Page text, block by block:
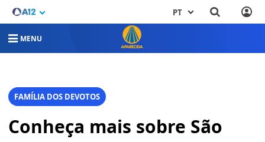
PT
MENU
FAMÍLIA DOS DEVOTOS
Conheça mais sobre São